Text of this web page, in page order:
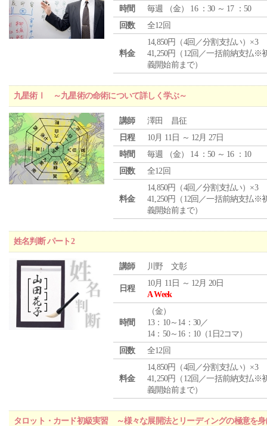
時間
毎週 （金） 16 ：30 ～ 17 ：50
回数
全12回
料金
14,850円（4回／分割支払い）×3
41,250円（12回／一括前納支払※
義開始前まで）
九星術Ⅰ ～九星術の命術について詳しく学ぶ～
講師
澤田 昌征
日程
10月 11日 ～ 12月 27日
時間
毎週 （金） 14 ：50 ～ 16 ：10
回数
全12回
料金
14,850円（4回／分割支払い）×3
41,250円（12回／一括前納支払※
義開始前まで）
姓名判断 パート2
講師 川野 文彰
日程
10月 11日 ～ 12月 20日
A Week
時間
（金）
13：10～14：30／
14：50～16：10（1日2コマ）
回数
全12回
料金
14,850円（4回／分割支払い）×3
41,250円（12回／一括前納支払※
義開始前まで）
タロット・カード初級実習 ～様々な展開法とリーディングの極意を身